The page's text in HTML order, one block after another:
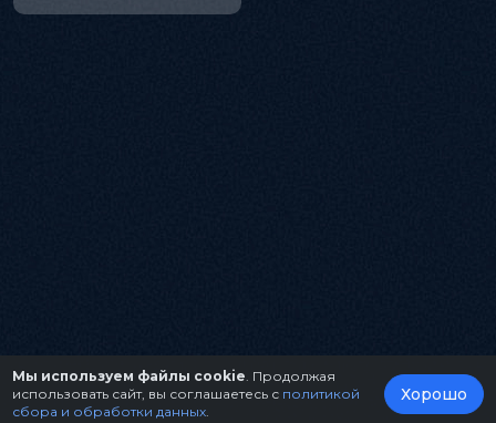
Мы используем файлы cookie . Продолжая
использовать сайт, вы соглашаетесь с политикой
сбора и обработки данных
Хорошо